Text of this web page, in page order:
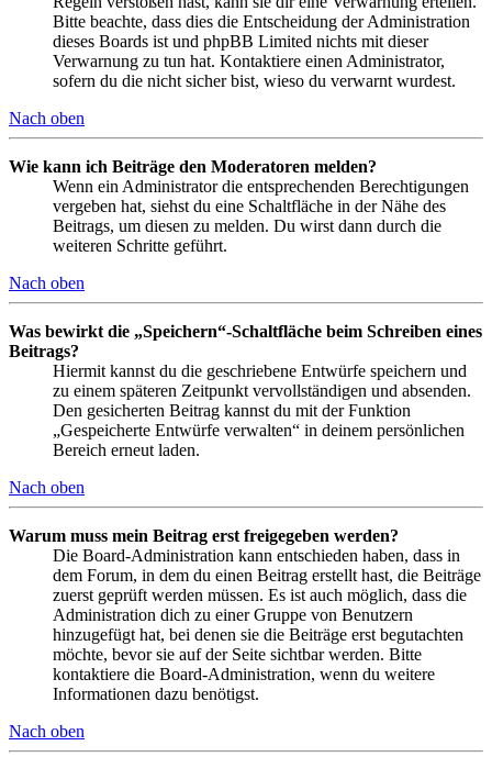
Bitte beachte, dass dies die Entscheidung der Administration
dieses Boards ist und phpBB Limited nichts mit dieser
Verwarnung zu tun hat. Kontaktiere einen Administrator,
sofern du die nicht sicher bist, wieso du verwarnt wurdest.
Nach oben
Wie kann ich Beiträge den Moderatoren melden?
Wenn ein Administrator die entsprechenden Berechtigungen
vergeben hat, siehst du eine Schaltfläche in der Nähe des
Beitrags, um diesen zu melden. Du wirst dann durch die
weiteren Schritte geführt.
Nach oben
Was bewirkt die „Speichern“-Schaltfläche beim Schreiben eines
Beitrags?
Hiermit kannst du die geschriebene Entwürfe speichern und
zu einem späteren Zeitpunkt vervollständigen und absenden.
Den gesicherten Beitrag kannst du mit der Funktion
„Gespeicherte Entwürfe verwalten“ in deinem persönlichen
Bereich erneut laden.
Nach oben
Warum muss mein Beitrag erst freigegeben werden?
Die Board-Administration kann entschieden haben, dass in
dem Forum, in dem du einen Beitrag erstellt hast, die Beiträge
zuerst geprüft werden müssen. Es ist auch möglich, dass die
Administration dich zu einer Gruppe von Benutzern
hinzugefügt hat, bei denen sie die Beiträge erst begutachten
möchte, bevor sie auf der Seite sichtbar werden. Bitte
kontaktiere die Board-Administration, wenn du weitere
Informationen dazu benötigst.
Nach oben